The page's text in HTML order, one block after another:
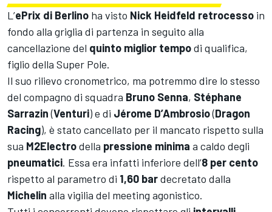
L’ePrix di Berlino ha visto Nick Heidfeld retrocesso in
fondo alla griglia di partenza in seguito alla
cancellazione del quinto miglior tempodi qualifica,
figlio della Super Pole.
Il suo rilievo cronometrico, ma potremmo dire lo stesso
del compagno di squadra Bruno Senna, Stéphane
Sarrazin(Venturi) e di Jérome D’Ambrosio(Dragon
Racing), è stato cancellato per il mancato rispetto sulla
sua M2Electrodella pressione minima a caldo degli
pneumatici. Essa era infatti inferiore dell’8 per cento
rispetto al parametro di 1,60 bardecretato dalla
Michelin alla vigilia del meeting agonistico.